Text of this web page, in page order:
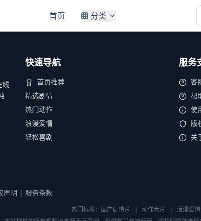
首页 分类
线
快速导航
首页推荐
精选剧情
热门动作
浪漫爱情
轻松喜剧
服务
客
帮
使
版
关
声明 | 服务条款
热门标签： 国产剧情片 | 动作大片 | 浪漫爱情